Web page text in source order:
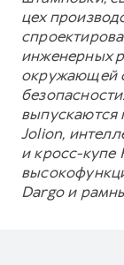
цех
инженерных
окружающей
выпускаются
Jolion,
и кросс-купе
Dargo и